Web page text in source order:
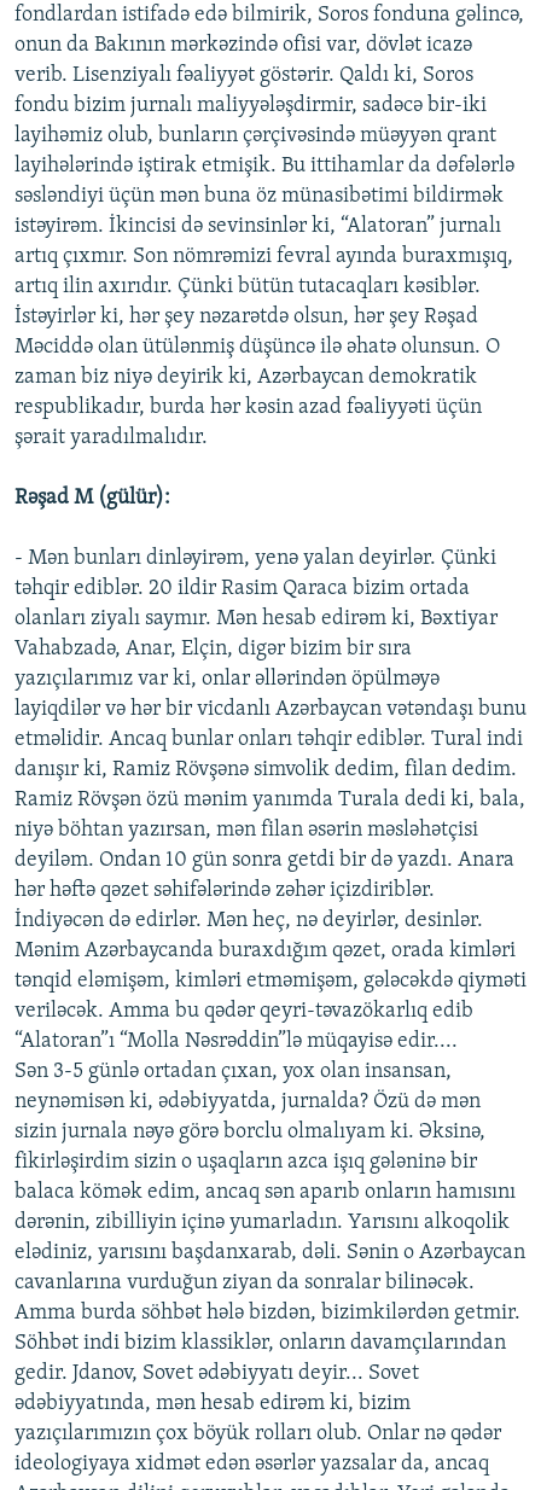
fondlardan istifadə edə bilmirik, Soros fonduna gəlincə,
onun da Bakının mərkəzində ofisi var, dövlət icazə
verib. Lisenziyalı fəaliyyət göstərir. Qaldı ki, Soros
fondu bizim jurnalı maliyyələşdirmir, sadəcə bir-iki
layihəmiz olub, bunların çərçivəsində müəyyən qrant
layihələrində iştirak etmişik. Bu ittihamlar da dəfələrlə
səsləndiyi üçün mən buna öz münasibətimi bildirmək
istəyirəm. İkincisi də sevinsinlər ki, “Alatoran” jurnalı
artıq çıxmır. Son nömrəmizi fevral ayında buraxmışıq,
artıq ilin axırıdır. Çünki bütün tutacaqları kəsiblər.
İstəyirlər ki, hər şey nəzarətdə olsun, hər şey Rəşad
Məciddə olan ütülənmiş düşüncə ilə əhatə olunsun. O
zaman biz niyə deyirik ki, Azərbaycan demokratik
respublikadır, burda hər kəsin azad fəaliyyəti üçün
şərait yaradılmalıdır.
Rəşad M (gülür):
- Mən bunları dinləyirəm, yenə yalan deyirlər. Çünki
təhqir ediblər. 20 ildir Rasim Qaraca bizim ortada
olanları ziyalı saymır. Mən hesab edirəm ki, Bəxtiyar
Vahabzadə, Anar, Elçin, digər bizim bir sıra
yazıçılarımız var ki, onlar əllərindən öpülməyə
layiqdilər və hər bir vicdanlı Azərbaycan vətəndaşı bunu
etməlidir. Ancaq bunlar onları təhqir ediblər. Tural indi
danışır ki, Ramiz Rövşənə simvolik dedim, filan dedim.
Ramiz Rövşən özü mənim yanımda Turala dedi ki, bala,
niyə böhtan yazırsan, mən filan əsərin məsləhətçisi
deyiləm. Ondan 10 gün sonra getdi bir də yazdı. Anara
hər həftə qəzet səhifələrində zəhər içizdiriblər.
İndiyəcən də edirlər. Mən heç, nə deyirlər, desinlər.
Mənim Azərbaycanda buraxdığım qəzet, orada kimləri
tənqid eləmişəm, kimləri etməmişəm, gələcəkdə qiyməti
veriləcək. Amma bu qədər qeyri-təvazökarlıq edib
“Alatoran”ı “Molla Nəsrəddin”lə müqayisə edir....
Sən 3-5 günlə ortadan çıxan, yox olan insansan,
neynəmisən ki, ədəbiyyatda, jurnalda? Özü də mən
sizin jurnala nəyə görə borclu olmalıyam ki. Əksinə,
fikirləşirdim sizin o uşaqların azca işıq gələninə bir
balaca kömək edim, ancaq sən aparıb onların hamısını
dərənin, zibilliyin içinə yumarladın. Yarısını alkoqolik
elədiniz, yarısını başdanxarab, dəli. Sənin o Azərbaycan
cavanlarına vurduğun ziyan da sonralar bilinəcək.
Amma burda söhbət hələ bizdən, bizimkilərdən getmir.
Söhbət indi bizim klassiklər, onların davamçılarından
gedir. Jdanov, Sovet ədəbiyyatı deyir... Sovet
ədəbiyyatında, mən hesab edirəm ki, bizim
yazıçılarımızın çox böyük rolları olub. Onlar nə qədər
ideologiyaya xidmət edən əsərlər yazsalar da, ancaq